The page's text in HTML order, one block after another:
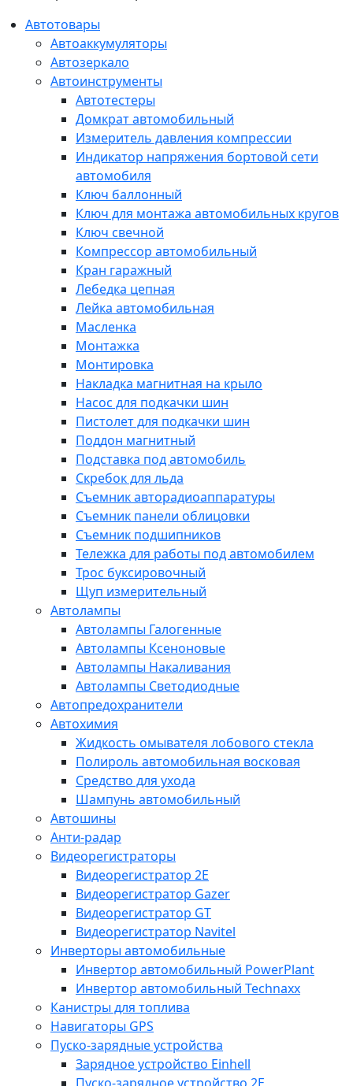
Автотовары
Автоаккумуляторы
Автозеркало
Автоинструменты
Автотестеры
Домкрат автомобильный
Измеритель давления компрессии
Индикатор напряжения бортовой сети
автомобиля
Ключ баллонный
Ключ для монтажа автомобильных кругов
Ключ свечной
Компрессор автомобильный
Кран гаражный
Лебедка цепная
Лейка автомобильная
Масленка
Монтажка
Монтировка
Накладка магнитная на крыло
Насос для подкачки шин
Пистолет для подкачки шин
Поддон магнитный
Подставка под автомобиль
Скребок для льда
Съемник авторадиоаппаратуры
Съемник панели облицовки
Съемник подшипников
Тележка для работы под автомобилем
Трос буксировочный
Щуп измерительный
Автолампы
Автолампы Галогенные
Автолампы Ксеноновые
Автолампы Накаливания
Автолампы Светодиодные
Автопредохранители
Автохимия
Жидкость омывателя лобового стекла
Полироль автомобильная восковая
Средство для ухода
Шампунь автомобильный
Автошины
Анти-радар
Видеорегистраторы
Видеорегистратор 2E
Видеорегистратор Gazer
Видеорегистратор GT
Видеорегистратор Navitel
Инверторы автомобильные
Инвертор автомобильный PowerPlant
Инвертор автомобильный Technaxx
Канистры для топлива
Навигаторы GPS
Пуско-зарядные устройства
Зарядное устройство Einhell